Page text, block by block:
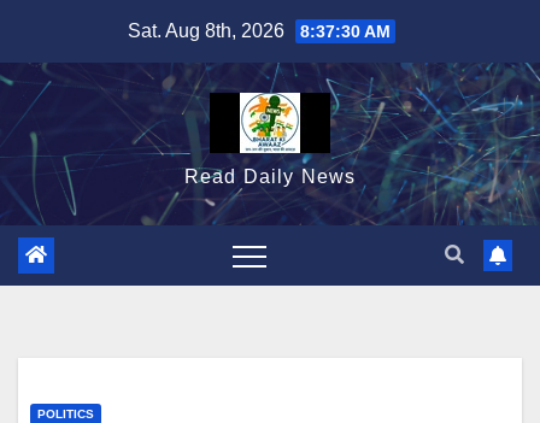
content
Sat. Aug 8th, 2026 8:37:32 AM
Read Daily News
POLITICS